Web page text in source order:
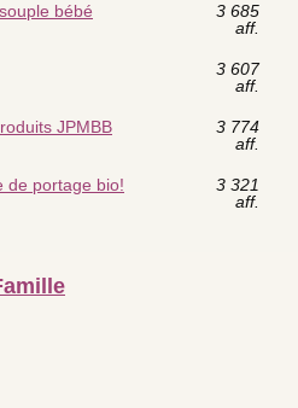
bébé
3 685
aff.
3 607
aff.
JPMBB
3 774
aff.
de portage bio!
3 321
aff.